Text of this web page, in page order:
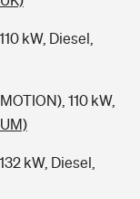
kW, Diesel,
110 kW,
kW, Diesel,